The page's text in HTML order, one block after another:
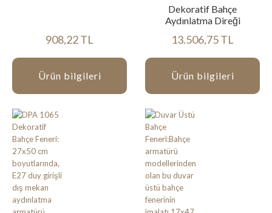
908,22 TL
Ürün bilgileri
Dekoratif Bahçe
Aydınlatma Direği
13.506,75 TL
Ürün bilgileri